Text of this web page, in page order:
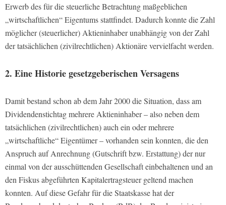
Erwerb des für die steuerliche Betrachtung maßgeblichen
„wirtschaftlichen“ Eigentums stattfindet. Dadurch konnte die Zahl
möglicher (steuerlicher) Aktieninhaber unabhängig von der Zahl
der tatsächlichen (zivilrechtlichen) Aktionäre vervielfacht werden.
2. Eine Historie gesetzgeberischen Versagens
Damit bestand schon ab dem Jahr 2000 die Situation, dass am
Dividendenstichtag mehrere Aktieninhaber – also neben dem
tatsächlichen (zivilrechtlichen) auch ein oder mehrere
„wirtschaftliche“ Eigentümer – vorhanden sein konnten, die den
Anspruch auf Anrechnung (Gutschrift bzw. Erstattung) der nur
einmal von der ausschüttenden Gesellschaft einbehaltenen und an
den Fiskus abgeführten Kapitalertragsteuer geltend machen
konnten. Auf diese Gefahr für die Staatskasse hat der